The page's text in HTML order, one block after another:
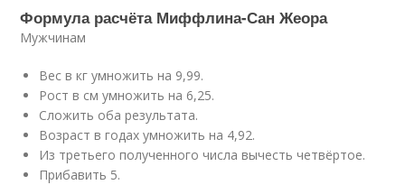
Формула расчёта Миффлина-Сан Жеора
Мужчинам
Вес в кг умножить на 9,99.
Рост в см умножить на 6,25.
Сложить оба результата.
Возраст в годах умножить на 4,92.
Из третьего полученного числа вычесть четвёртое.
Прибавить 5.